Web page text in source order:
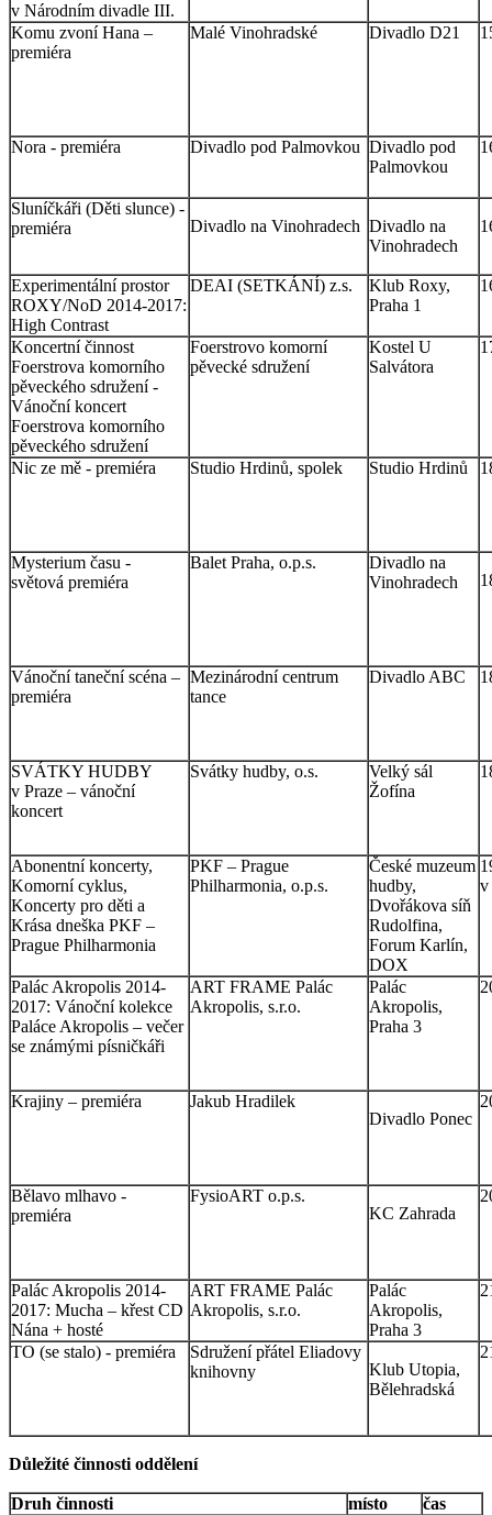
v Národním divadle III.
Komu zvoní Hana –
premiéra
Malé Vinohradské Divadlo D21
Nora - premiéra Divadlo pod Palmovkou Divadlo pod
Palmovkou
Sluníčkáři (Děti slunce) -
premiéra
Divadlo na Vinohradech Divadlo na
Vinohradech
Experimentální prostor
ROXY/NoD 2014-2017:
High Contrast
DEAI (SETKÁNÍ) z.s.
Klub Roxy,
Praha 1
Koncertní činnost
Foerstrova komorního
pěveckého sdružení -
Vánoční koncert
Foerstrova komorního
pěveckého sdružení
Foerstrovo komorní
pěvecké sdružení
Kostel U
Salvátora
Nic ze mě - premiéra Studio Hrdinů, spolek Studio Hrdinů
Mysterium času -
světová premiéra
Balet Praha, o.p.s.
Divadlo na
Vinohradech
Vánoční taneční scéna –
premiéra
Mezinárodní centrum
tance
Divadlo ABC
SVÁTKY HUDBY
v Praze – vánoční
koncert
Svátky hudby, o.s.
Velký sál
Žofína
Abonentní koncerty,
Komorní cyklus,
Koncerty pro děti a
Krása dneška PKF –
Prague Philharmonia
PKF – Prague
Philharmonia, o.p.s.
České muzeum
hudby,
Dvořákova síň
Rudolfina,
Forum Karlín,
DOX
v
Palác Akropolis 2014-
2017: Vánoční kolekce
Paláce Akropolis – večer
se známými písničkáři
ART FRAME Palác
Akropolis, s.r.o.
Palác
Akropolis,
Praha 3
Krajiny – premiéra
Jakub Hradilek
Divadlo Ponec
Bělavo mlhavo -
premiéra
FysioART o.p.s.
KC Zahrada
Palác Akropolis 2014-
2017: Mucha – křest CD
Nána + hosté
ART FRAME Palác
Akropolis, s.r.o.
Palác
Akropolis,
Praha 3
TO (se stalo) - premiéra
Sdružení přátel Eliadovy
knihovny
Klub Utopia,
Bělehradská
Důležité činnosti oddělení
Druh činnosti místo
čas